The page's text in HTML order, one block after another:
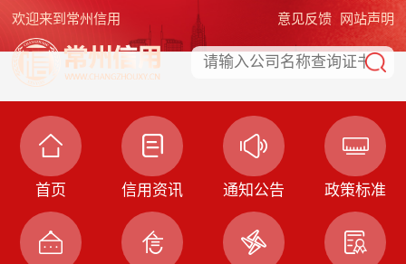
欢迎来到常州信用 网站声明
意见反馈
首页 信用资讯 通知公告 政策标准